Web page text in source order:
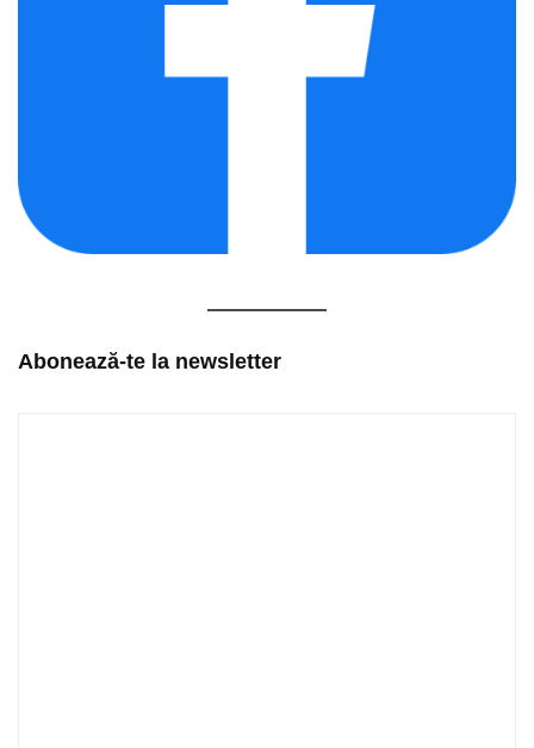
Abonează-te la newsletter